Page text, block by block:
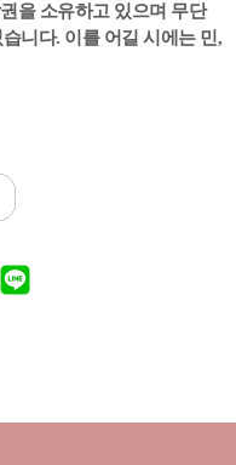
을 소유하고 있으며 무단
니다. 이를 어길 시에는 민,